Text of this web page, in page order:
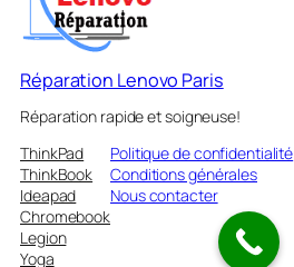
Réparation Lenovo Paris
Réparation rapide et soigneuse!
ThinkPad
ThinkBook
Ideapad
Chromebook
Legion
Yoga
Politique de confidentialité
Conditions générales
Nous contacter